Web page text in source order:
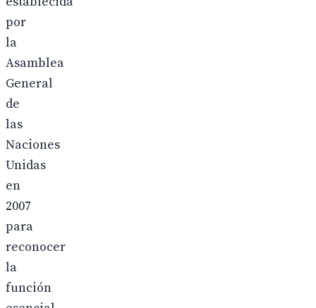
por
la
Asamblea
General
de
las
Naciones
Unidas
en
2007
para
reconocer
la
función